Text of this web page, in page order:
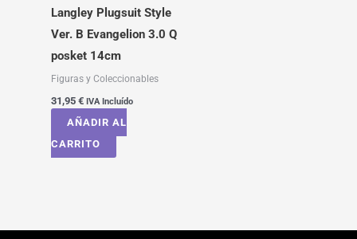
Langley Plugsuit Style
Ver. B Evangelion 3.0 Q
posket 14cm
Figuras y Coleccionables
31,95 € IVA Incluído
AÑADIR AL
CARRITO